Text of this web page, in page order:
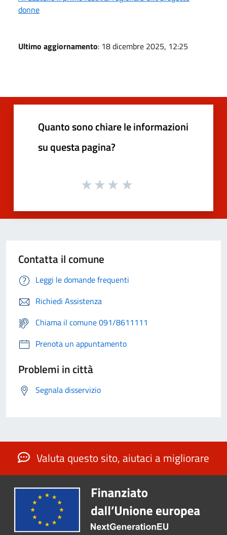
donne
Ultimo aggiornamento: 18 dicembre 2025, 12:25
Quanto sono chiare le informazioni
su questa pagina?
Contatta il comune
Leggi le domande frequenti
Richiedi Assistenza
Chiama il comune 091/8611111
Prenota un appuntamento
Problemi in città
Segnala disservizio
Valuta questo sito, aiutaci a migliorare